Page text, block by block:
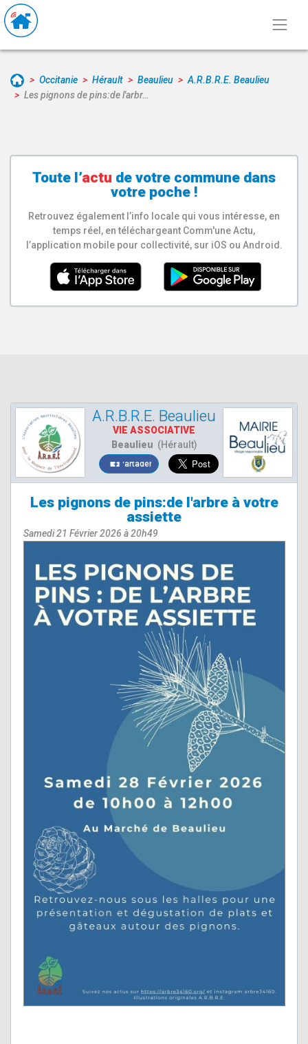
Occitanie Hérault Beaulieu
A.R.B.R.E. Beaulieu
Les pignons de pins:de l'arbr…
Toute l’actu de votre commune dans
votre poche !
Retrouvez également l’info locale qui vous intéresse, en
temps réel, en téléchargeant Comm'une Actu,
l’application mobile pour collectivité, sur iOS ou Android.
A.R.B.R.E. Beaulieu
VIE ASSOCIATIVE
Beaulieu (Hérault)
Partager
Les pignons de pins:de l'arbre à votre
assiette
Samedi 21 Février 2026 à 20h49